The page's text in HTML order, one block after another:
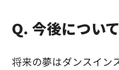
Q. 今後につい
将来の夢はダンスイン